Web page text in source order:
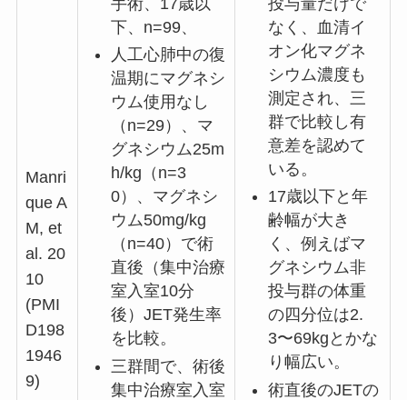
Manri
que A
M, et
al. 20
10
(PMI
D198
1946
9)
下、n=99、
人工心肺中の復
温期にマグネシ
ウム使用なし
（n=29）、マ
グネシウム25m
h/kg（n=3
0）、マグネシ
ウム50mg/kg
（n=40）で術
直後（集中治療
室入室10分
後）JET発生率
を比較。
三群間で、術後
集中治療室入室
なく、血清イ
オン化マグネ
シウム濃度も
測定され、三
群で比較し有
意差を認めて
いる。
17歳以下と年
齢幅が大き
く、例えばマ
グネシウム非
投与群の体重
の四分位は2.
3〜69kgとかな
り幅広い。
術直後のJETの